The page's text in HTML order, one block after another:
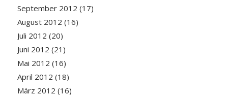
September 2012 (17)
August 2012 (16)
Juli 2012 (20)
Juni 2012 (21)
Mai 2012 (16)
April 2012 (18)
März 2012 (16)